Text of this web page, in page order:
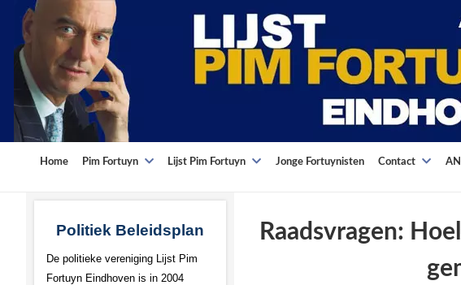
Home Pim Fortuyn Lijst Pim Fortuyn Jonge Fortuynisten Contact
Politiek Beleidsplan
De politieke vereniging Lijst Pim
Fortuyn Eindhoven is in 2004
Raadsvragen: